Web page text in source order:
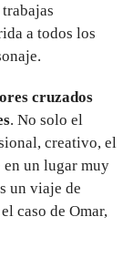
a todos los
cruzados
. No solo el
creativo, el
en un lugar muy
un viaje de
caso de Omar,